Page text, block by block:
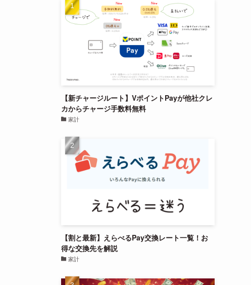
【新チャージルート】VポイントPayが他社クレ
カからチャージ手数料無料
家計
【割と最新】えらべるPay交換レート一覧！お
得な交換先を解説
家計